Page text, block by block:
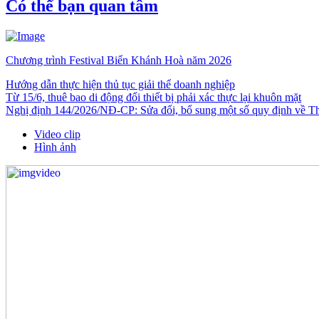
Có thể bạn quan tâm
Chương trình Festival Biển Khánh Hoà năm 2026
Hướng dẫn thực hiện thủ tục giải thể doanh nghiệp
Từ 15/6, thuê bao di động đổi thiết bị phải xác thực lại khuôn mặt
Nghị định 144/2026/NĐ-CP: Sửa đổi, bổ sung một số quy định về
Video clip
Hình ảnh